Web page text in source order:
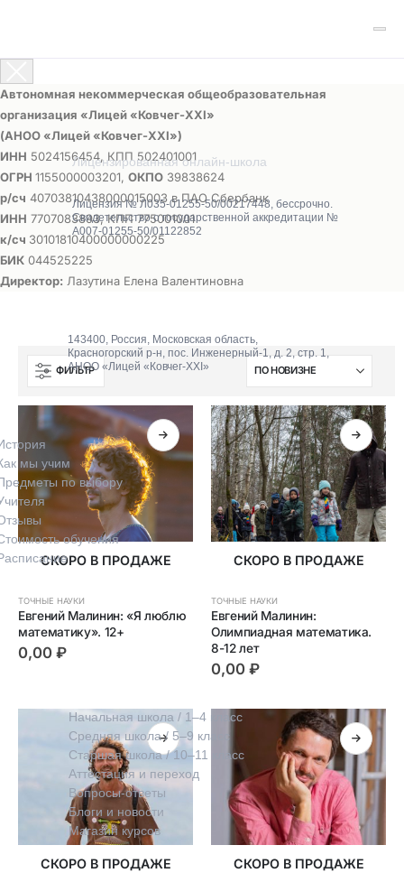
Автономная некоммерческая общеобразовательная
организация «Лицей «Ковчег-ХХI»
(АНОО «Лицей «Ковчег-ХХI»)
ИНН 5024156454, КПП 502401001
ОГРН 1155000003201, ОКПО 39838624
р/сч 40703810438000015003 в ПАО Сбербанк
ИНН 7707083893, КПП 775001001
к/сч 30101810400000000225
БИК 044525225
Директор: Лазутина Елена Валентиновна
ФИЛЬТР
СКОРО В ПРОДАЖЕ
ТОЧНЫЕ НАУКИ
Евгений Малинин: «Я люблю
математику». 12+
0,00 ₽
СКОРО В ПРОДАЖЕ
ТОЧНЫЕ НАУКИ
Евгений Малинин:
Олимпиадная математика.
8-12 лет
0,00 ₽
СКОРО В ПРОДАЖЕ СКОРО В ПРОДАЖЕ
143400, Россия, Московская область,
Красногорский р-н, пос. Инженерный-1, д. 2, стр. 1,
АНОО «Лицей «Ковчег-XXI»
Лицензированная онлайн-школа
Лицензия № Л035-01255-50/00217448, бессрочно.
Свидетельство о государственной аккредитации №
А007-01255-50/01122852
мы учим
по выбору
обучения
Начальная школа / 1–4 класс
Средняя школа / 5–9 класс
Старшая школа / 10–11 класс
Аттестация и переход
Вопросы-ответы
Блоги и новости
Магазин курсов